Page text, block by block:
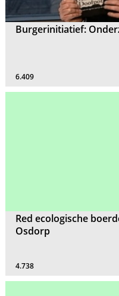
Burgerinitiatief:
6.409
Red ecologische
Osdorp
4.738